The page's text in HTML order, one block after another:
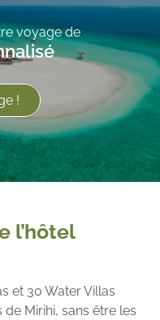
voyage de
!
l’hôtel
et 30 Water Villas
de Mirihi, sans être les